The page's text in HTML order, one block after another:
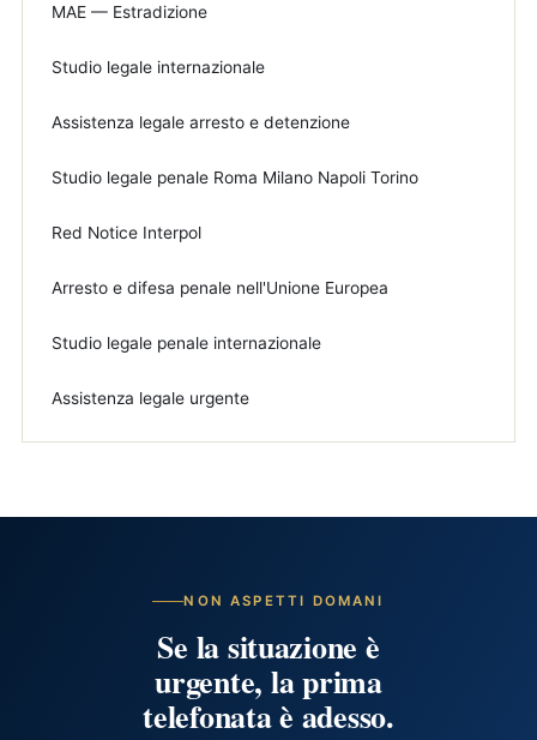
MAE — Estradizione
Studio legale internazionale
Assistenza legale arresto e detenzione
Studio legale penale Roma Milano Napoli Torino
Red Notice Interpol
Arresto e difesa penale nell'Unione Europea
Studio legale penale internazionale
Assistenza legale urgente
NON ASPETTI DOMANI
Se la situazione è
urgente, la prima
telefonata è adesso.